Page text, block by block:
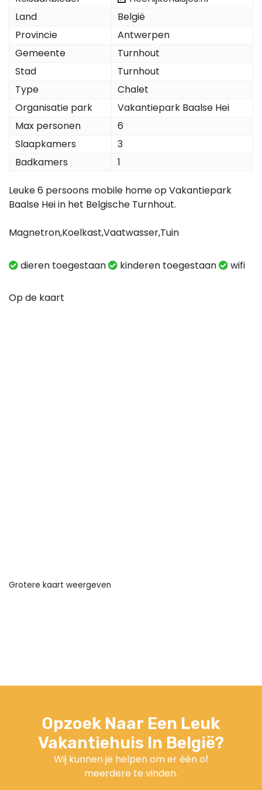
Land
België
Provincie
Antwerpen
Gemeente
Turnhout
Stad
Turnhout
Type
Chalet
Organisatie park
Vakantiepark Baalse Hei
Max personen
6
Slaapkamers
3
Badkamers
1
Leuke 6 persoons mobile home op Vakantiepark
Baalse Hei in het Belgische Turnhout.
Magnetron,Koelkast,Vaatwasser,Tuin
dieren toegestaan kinderen toegestaan wifi
Op de kaart
Grotere kaart weergeven
Opzoek Naar Een Leuk
Vakantiehuis In België?
Wij kunnen je helpen om er één of
meerdere te vinden.